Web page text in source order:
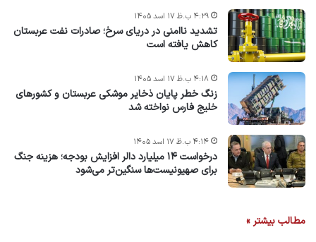
تشدید ناامنی در دریای سرخ؛ صادرات نفت عربستان
کاهش یافته است
۴:۲۹ ب.ظ ۱۷ اسد ۱۴۰۵
زنگ خطر پایان ذخایر موشکی عربستان و کشورهای
خلیج فارس نواخته شد
۴:۱۸ ب.ظ ۱۷ اسد ۱۴۰۵
درخواست ۱۴ میلیارد دالر افزایش بودجه؛ هزینه جنگ
برای صهیونیست‌ها سنگین‌تر می‌شود
۴:۱۴ ب.ظ ۱۷ اسد ۱۴۰۵
مطالب بیشتر »